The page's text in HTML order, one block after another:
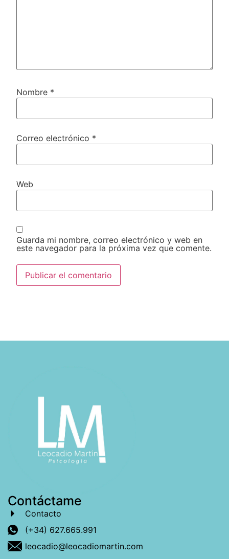
Nombre *
Correo electrónico *
Web
Guarda mi nombre, correo electrónico y web en
este navegador para la próxima vez que comente.
Contáctame
Contacto
(+34) 627.665.991
leocadio@leocadiomartin.com